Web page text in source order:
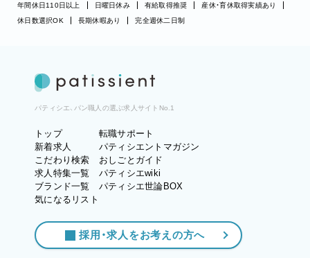
年間休日110日以上
日曜日休み 有給取得推奨
産休・育休取得実績あり
休日数選択OK
長期休暇あり 完全週休二日制
パティシエ、パン職人の選ぶ求人サイトNo.1
トップ
新着求人
こだわり検索
求人特集一覧
ブランド一覧
気になるリスト
転職サポート
パティシエントマガジン
おしごとガイド
パティシエwiki
パティシエ世論BOX
採用・求人をお考えの方へ